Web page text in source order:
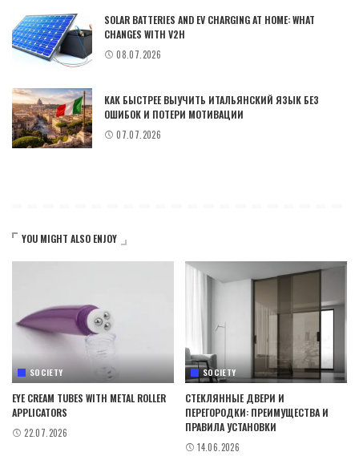
SOLAR BATTERIES AND EV CHARGING AT HOME: WHAT
CHANGES WITH V2H
08.07.2026
КАК БЫСТРЕЕ ВЫУЧИТЬ ИТАЛЬЯНСКИЙ ЯЗЫК БЕЗ
ОШИБОК И ПОТЕРИ МОТИВАЦИИ
07.07.2026
YOU MIGHT ALSO ENJOY
SOCIETY
EYE CREAM TUBES WITH METAL ROLLER
APPLICATORS
22.07.2026
SOCIETY
СТЕКЛЯННЫЕ ДВЕРИ И
ПЕРЕГОРОДКИ: ПРЕИМУЩЕСТВА И
ПРАВИЛА УСТАНОВКИ
14.06.2026